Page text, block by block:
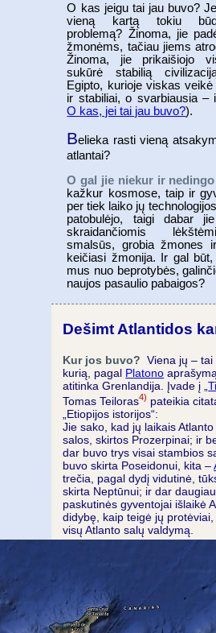
O kas jeigu tai jau buvo?
vieną kartą tokiu
problemą? Žinoma, jie
žmonėms, tačiau jiems
Žinoma, jie prikaišiojo
sukūrė stabilią
Egipto, kurioje viskas
ir stabiliai, o svarbiausia –
O kas, jei tai jau buvo?).
Belieka rasti vieną
atlantai?
O gal jie niekur ir nedingo
kažkur kosmose, taip ir
per tiek laiko jų
patobulėjo, taigi dabar
skraidančiomis
smalsūs, grobia žmones
keičiasi žmonija. Ir gal
mus nuo beprotybės,
naujos pasaulio pabaigos?
Dešimt Atlantidos
Kur jos buvo? Viena jų – tai
kurią, pagal Platono
atitinka Grenlandija. Įvade į „
Tomas Teiloras4) pateikia
„Etiopijos istorijos“:
Jie sako, kad jų laikais
salos, skirtos Prozerpinai; ir
dar buvo trys visai stambios
buvo skirta Poseidonui, kita –
trečia, pagal dydį vidutinė,
skirta Neptūnui; ir dar
paskutinės gyventojai išlaikė
didybę, kaip teigė jų
visų Atlanto salų valdymą.